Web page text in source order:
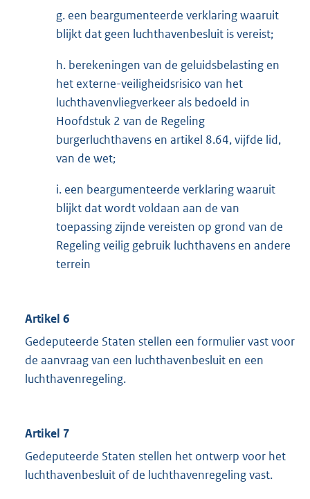
g. een beargumenteerde verklaring waaruit
blijkt dat geen luchthavenbesluit is vereist;
h. berekeningen van de geluidsbelasting en
het externe-veiligheidsrisico van het
luchthavenvliegverkeer als bedoeld in
Hoofdstuk 2 van de Regeling
burgerluchthavens en artikel 8.64, vijfde lid,
van de wet;
i. een beargumenteerde verklaring waaruit
blijkt dat wordt voldaan aan de van
toepassing zijnde vereisten op grond van de
Regeling veilig gebruik luchthavens en andere
terrein
Artikel 6
Gedeputeerde Staten stellen een formulier vast voor
de aanvraag van een luchthavenbesluit en een
luchthavenregeling.
Artikel 7
Gedeputeerde Staten stellen het ontwerp voor het
luchthavenbesluit of de luchthavenregeling vast.